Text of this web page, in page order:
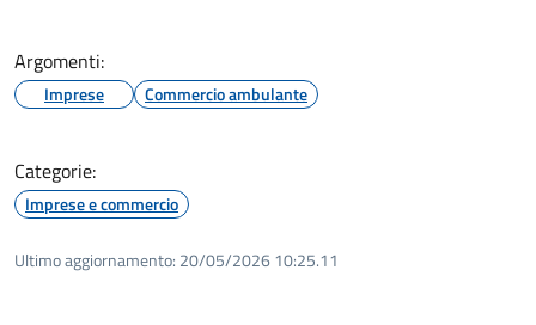
Argomenti:
Imprese Commercio ambulante
Categorie:
Imprese e commercio
Ultimo aggiornamento: 20/05/2026 10:25.11